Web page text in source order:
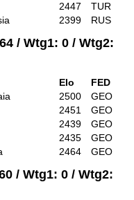
2447
TUR
2399 RUS
/ Wtg1: 0 / Wtg2:
Elo
FED
2500
GEO
2451
GEO
2439
GEO
2435
GEO
2464 GEO
/ Wtg1: 0 / Wtg2: